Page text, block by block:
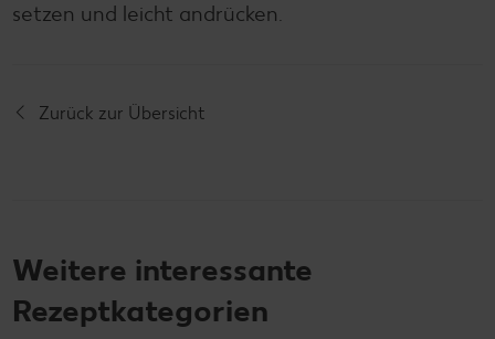
setzen und leicht andrücken.
Zurück zur Übersicht
Weitere interessante
Rezeptkategorien